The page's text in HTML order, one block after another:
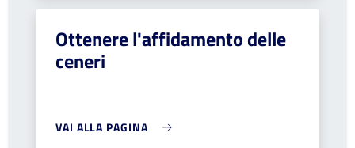
Ottenere l'affidamento delle
ceneri
VAI ALLA PAGINA